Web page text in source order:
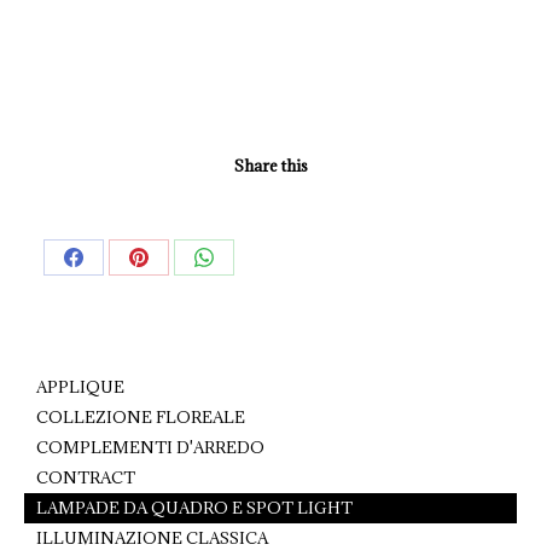
Share this
Share Share Share
APPLIQUE
COLLEZIONE FLOREALE
COMPLEMENTI D'ARREDO
CONTRACT
LAMPADE DA QUADRO E SPOT LIGHT
ILLUMINAZIONE CLASSICA